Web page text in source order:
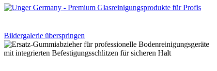
Bildergalerie überspringen